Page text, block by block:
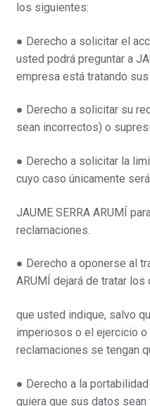
los siguientes:
● Derecho a solicitar el
usted podrá preguntar a
empresa está tratando sus
● Derecho a solicitar su
sean incorrectos) o
● Derecho a solicitar la
cuyo caso únicamente
JAUME SERRA ARUMÍ
reclamaciones.
● Derecho a oponerse al
ARUMÍ dejará de tratar
que usted indique, salvo
imperiosos o el ejercicio
reclamaciones se tengan
● Derecho a la
quiera que sus datos